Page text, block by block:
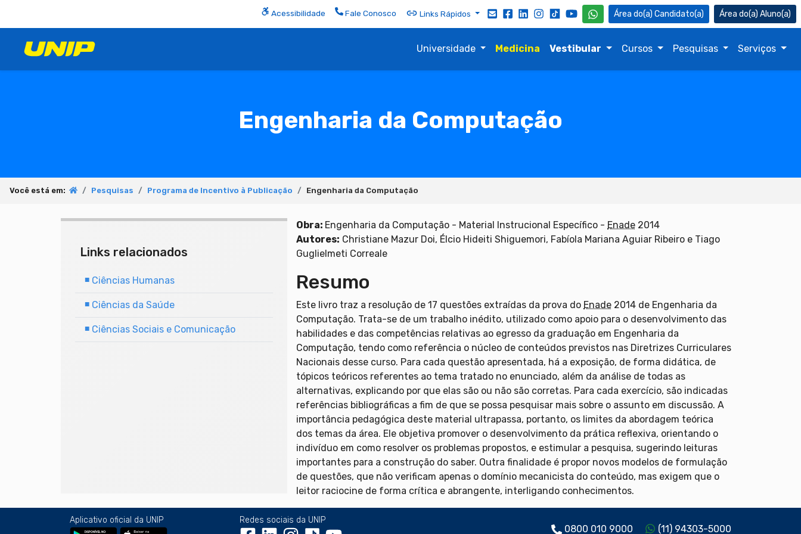
Acessibilidade Fale Conosco Links Rápidos Candidato(a) Aluno(a)
Universidade Medicina Vestibular Cursos Pesquisas Serviços
Engenharia da Computação
Você está em: Pesquisas Programa de Incentivo à Publicação Engenharia da Computação
Links relacionados
■ Ciências Humanas
■ Ciências da Saúde
■ Ciências Sociais e Comunicação
Obra: Engenharia da Computação - Material Instrucional Específico - Enade 2014
Autores: Christiane Mazur Doi, Élcio Hideiti Shiguemori, Fabíola Mariana Aguiar Ribeiro e Tiago
Guglielmeti Correale
Resumo
Este livro traz a resolução de 17 questões extraídas da prova do Enade 2014 de Engenharia da
Computação. Trata-se de um trabalho inédito, utilizado como apoio para o desenvolvimento das
habilidades e das competências relativas ao egresso da graduação em Engenharia da
Computação, tendo como referência o núcleo de conteúdos previstos nas Diretrizes Curriculares
Nacionais desse curso. Para cada questão apresentada, há a exposição, de forma didática, de
tópicos teóricos referentes ao tema tratado no enunciado, além da análise de todas as
alternativas, explicando por que elas são ou não são corretas. Para cada exercício, são indicadas
referências bibliográficas a fim de que se possa pesquisar mais sobre o assunto em discussão. A
importância pedagógica deste material ultrapassa, portanto, os limites da abordagem teórica
dos temas da área. Ele objetiva promover o desenvolvimento da prática reflexiva, orientando o
indivíduo em como resolver os problemas propostos, e estimular a pesquisa, sugerindo leituras
importantes para a construção do saber. Outra finalidade é propor novos modelos de formulação
de questões, que não verificam apenas o domínio mecanicista do conteúdo, mas exigem que o
leitor raciocine de forma crítica e abrangente, interligando conhecimentos.
Aplicativo oficial da UNIP Redes sociais da UNIP
0800 010 9000 (11) 94303-5000